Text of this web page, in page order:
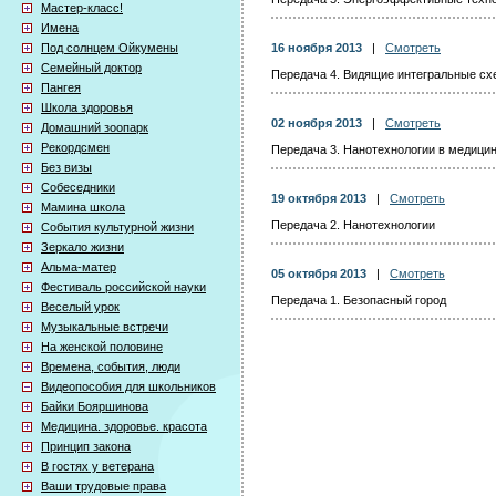
Мастер-класс!
Имена
Под солнцем Ойкумены
Семейный доктор
Пангея
Школа здоровья
Домашний зоопарк
Рекордсмен
Без визы
Собеседники
Мамина школа
События культурной жизни
Зеркало жизни
Альма-матер
Фестиваль российской науки
Веселый урок
Музыкальные встречи
На женской половине
Времена, события, люди
Видеопособия для школьников
Байки Бояршинова
Медицина. здоровье. красота
Принцип закона
В гостях у ветерана
Ваши трудовые права
16 ноября 2013
Смотреть
Передача 4. Видящие интегральные
02 ноября 2013
Смотреть
Передача 3. Нанотехнологии в
19 октября 2013
Смотреть
Передача 2. Нанотехнологии
05 октября 2013
Смотреть
Передача 1. Безопасный город